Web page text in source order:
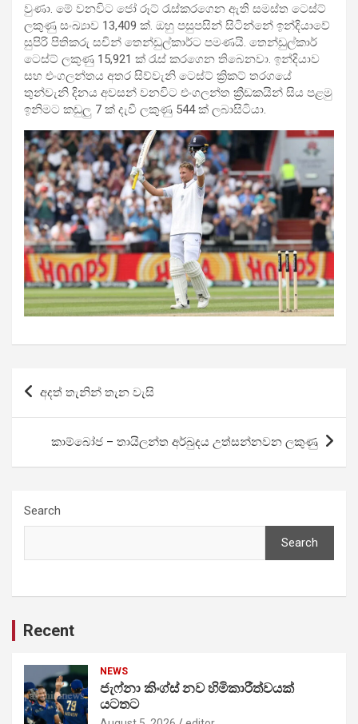
වුණා. මේ වනවිට ජෝ රූට් රැස්කරගෙන ඇති සමස්ත ටෙස්ට්
ලකුණු සංඛ්‍යාව 13,409 ක්. ඔහු පසුපසින් සිටින්නේ ඉන්දියාවේ
සුපිරි පිතිකරු සචින් තෙන්ඩුල්කාර්ට පමණයි. තෙන්ඩුල්කාර්
ටෙස්ට් ලකුණු 15,921 ක් රැස් කරගෙන තිබෙනවා. ඉන්දියාව
සහ එංගලන්තය අතර සිව්වැනි ටෙස්ට් ක්‍රිකට් තරගයේ
තුන්වැනි දිනය අවසන් වනවිට එංගලන්ත ක්‍රීඩකයින් සිය පළමු
ඉනිමට කඩුලු 7 ක් දැවී ලකුණු 544 ක් ලබාසිටියා.
Post
navigation
අදත් තැනින් තැන වැසි
කාම්බෝජ – තායිලන්ත අර්බුදය උත්සන්නවන ලකුණු
Search
Search
Recent
NEWS
ජැෆ්නා කිංග්ස් නව හිමිකාරීත්වයක්
යටතට